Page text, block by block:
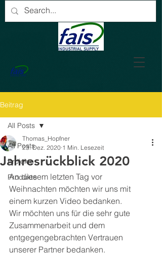
Beitrag
All Posts
Projekte
Produkte
All Posts
Jahresrückblick 2020
Thomas_Hopfner
23. Dez. 2020 1 Min. Lesezeit
An diesem letzten Tag vor
Weihnachten möchten wir uns mit
einem kurzen Video bedanken.
Wir möchten uns für die sehr gute
Zusammenarbeit und dem
entgegengebrachten Vertrauen
unserer Partner bedanken.